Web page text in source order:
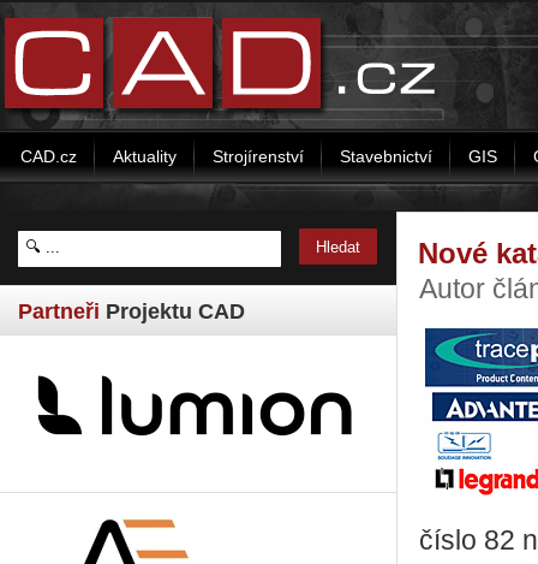
CAD.cz Aktuality Strojírenství Stavebnictví GIS
Partneři Projektu CAD
Nové
Autor
číslo 82